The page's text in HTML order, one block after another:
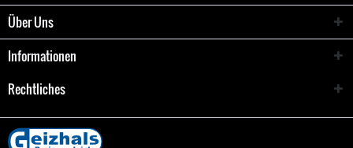
Über Uns
Informationen
Rechtliches